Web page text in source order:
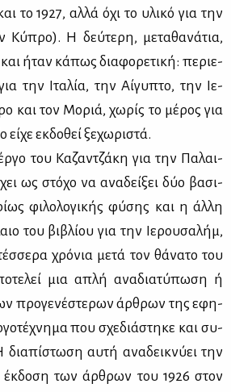
το 1927, αλ­λά όχι το υλι­κό για την
Κύ­προ). Η δεύ­τε­ρη, με­τα­θα­νά­τια,
και ήταν κά­πως δια­φο­ρε­τι­κή: πε­ριε­
την Ιτα­λία, την Αί­γυ­πτο, την Ιε­
και τον Μο­ριά, χω­ρίς το μέ­ρος για
εί­χε εκ­δο­θεί ξε­χω­ρι­στά.
του Κα­ζαν­τζά­κη για την Πα­λαι­
ως στό­χο να ανα­δεί­ξει δύο βα­σι­
φι­λο­λο­γι­κής φύ­σης και η άλ­λη
του βι­βλί­ου για την Ιε­ρου­σα­λήμ,
χρό­νια με­τά τον θά­να­το του
μια απλή ανα­δια­τύ­πω­ση ή
προ­γε­νέ­στε­ρων άρ­θρων της εφη­
που σχε­διά­στη­κε και συ­
δια­πί­στω­ση αυ­τή ανα­δει­κνύ­ει την
έκ­δο­ση των άρ­θρων του 1926 στον